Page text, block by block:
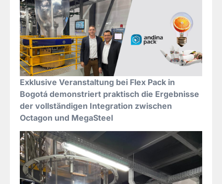
Exklusive Veranstaltung bei Flex Pack in
Bogotá demonstriert praktisch die Ergebnisse
der vollständigen Integration zwischen
Octagon und MegaSteel